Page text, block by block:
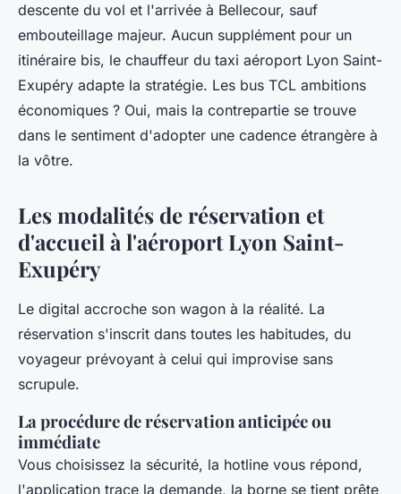
descente du vol et l'arrivée à Bellecour, sauf
embouteillage majeur. Aucun supplément pour un
itinéraire bis, le chauffeur du taxi aéroport Lyon Saint-
Exupéry adapte la stratégie. Les bus TCL ambitions
économiques ? Oui, mais la contrepartie se trouve
dans le sentiment d'adopter une cadence étrangère à
la vôtre.
Les modalités de réservation et
d'accueil à l'aéroport Lyon Saint-
Exupéry
Le digital accroche son wagon à la réalité. La
réservation s'inscrit dans toutes les habitudes, du
voyageur prévoyant à celui qui improvise sans
scrupule.
La procédure de réservation anticipée ou
immédiate
Vous choisissez la sécurité, la hotline vous répond,
l'application trace la demande, la borne se tient prête